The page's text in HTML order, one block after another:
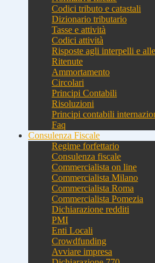
Codici tributo e catastali
Dizionario tributario
Tasse e attività
Codici attività
Risposte agli interpelli e
Ritenute
Ammortamento
Circolari
Principi Contabili
Risoluzioni
Principi contabili
Faq
Consulenza Fiscale
Regime forfettario
Consulenza fiscale
Commercialista on line
Commercialista Milano
Commercialista Roma
Commercialista Pomezia
Dichiarazione redditi
PMI
Enti Locali
Crowdfunding
Avviare impresa